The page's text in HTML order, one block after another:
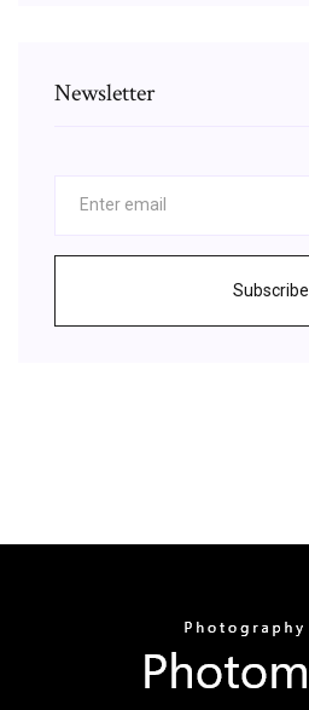
Newsletter
Subscribe